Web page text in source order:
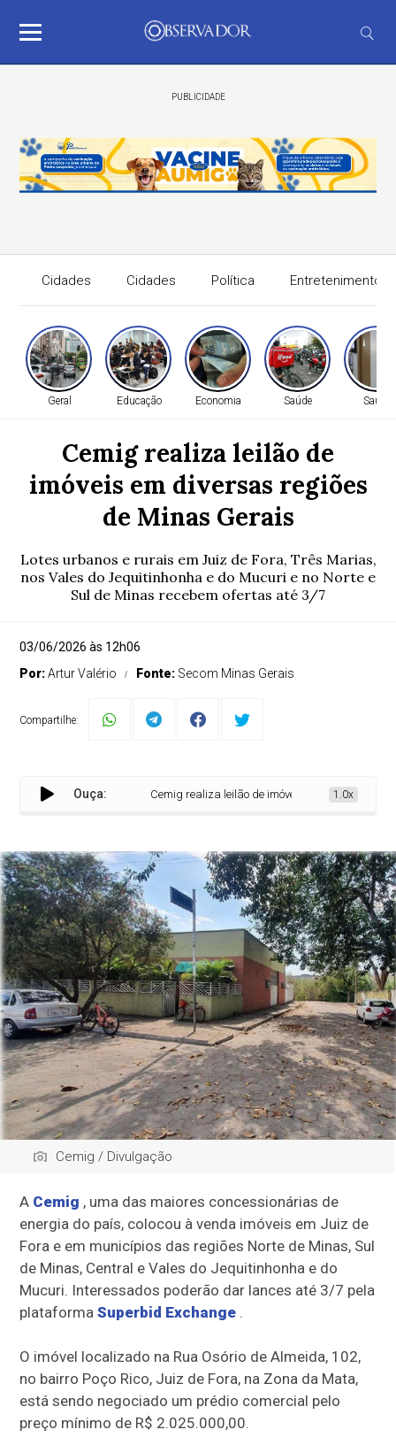
PUBLICIDADE
Cidades Cidades Política Entretenimento
Geral Educação Economia Saúde Saúde
Cemig realiza leilão de
imóveis em diversas regiões
de Minas Gerais
Lotes urbanos e rurais em Juiz de Fora, Três Marias,
nos Vales do Jequitinhonha e do Mucuri e no Norte e
Sul de Minas recebem ofertas até 3/7
03/06/2026 às 12h06
Por:Artur Valério Fonte: Secom Minas Gerais
Compartilhe:
Ouça: Cemig realiza leilão de imóveis em diversas regiões
1.0x
Cemig / Divulgação
A Cemig , uma das maiores concessionárias de
energia do país, colocou à venda imóveis em Juiz de
Fora e em municípios das regiões Norte de Minas, Sul
de Minas, Central e Vales do Jequitinhonha e do
Mucuri. Interessados poderão dar lances até 3/7 pela
plataformaSuperbid Exchange .
O imóvel localizado na Rua Osório de Almeida, 102,
no bairro Poço Rico, Juiz de Fora, na Zona da Mata,
está sendo negociado um prédio comercial pelo
preço mínimo de R$ 2.025.000,00.